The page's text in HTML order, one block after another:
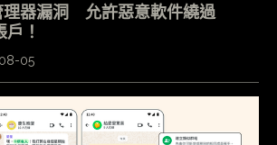
器漏洞 允許惡意軟件繞過
！
05